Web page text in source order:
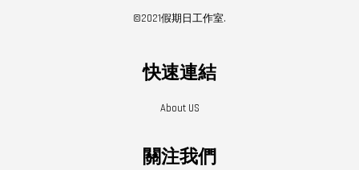
©2021假期日工作室.
快速連結
About US
關注我們